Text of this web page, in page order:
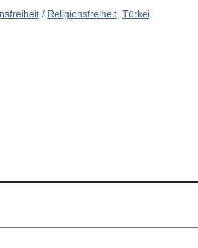
/ Religionsfreiheit, Türkei